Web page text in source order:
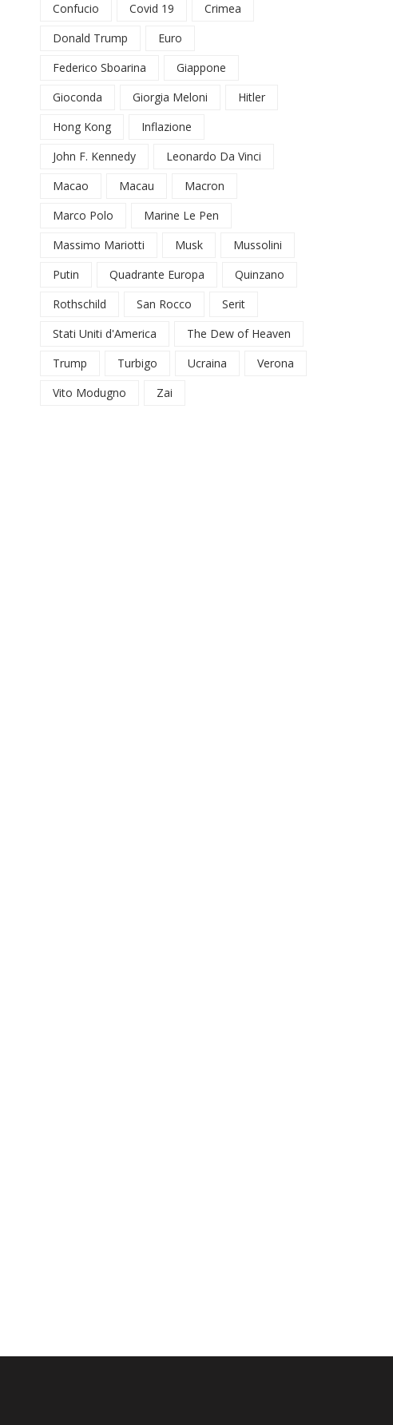
Confucio
Covid 19
Crimea
Donald Trump
Euro
Federico Sboarina
Giappone
Gioconda
Giorgia Meloni
Hitler
Hong Kong
Inflazione
John F. Kennedy
Leonardo Da Vinci
Macao
Macau
Macron
Marco Polo
Marine Le Pen
Massimo Mariotti
Musk
Mussolini
Putin
Quadrante Europa
Quinzano
Rothschild
San Rocco
Serit
Stati Uniti d'America
The Dew of Heaven
Trump
Turbigo Ucraina
Verona
Vito Modugno
Zai